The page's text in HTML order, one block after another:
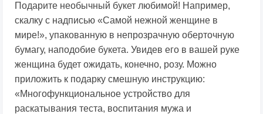
Подарите необычный букет любимой! Например,
скалку с надписью «Самой нежной женщине в
мире!», упакованную в непрозрачную оберточную
бумагу, наподобие букета. Увидев его в вашей руке
женщина будет ожидать, конечно, розу. Можно
приложить к подарку смешную инструкцию:
«Многофункциональное устройство для
раскатывания теста, воспитания мужа и